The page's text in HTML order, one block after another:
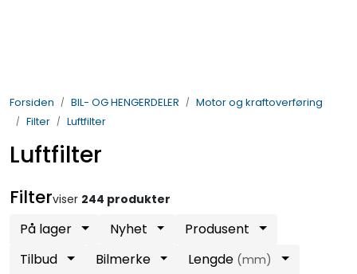
Forsiden BIL- OG HENGERDELER
Motor og kraftoverføring
Filter
Luftfilter
Luftfilter
Filterviser 244 produkter
På lager Nyhet
Produsent
Tilbud
Bilmerke Lengde (mm)
ELEKTRISK
VERKTØY OG REKVISITA
PÅBYGG OG CHASSIS
SIKKERHET